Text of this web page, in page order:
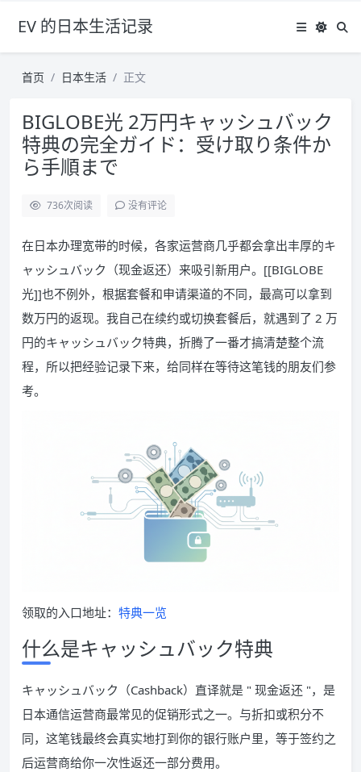
EV 的日本生活记录
首页 日本生活 正文
BIGLOBE光 2万円キャッシュバック
特典の完全ガイド：受け取り条件か
ら手順まで
736次阅读 没有评论
在日本办理宽带的时候，各家运营商几乎都会拿出丰厚的キ
ャッシュバック（现金返还）来吸引新用户。[[BIGLOBE
光]]也不例外，根据套餐和申请渠道的不同，最高可以拿到
数万円的返现。我自己在续约或切换套餐后，就遇到了 2 万
円的キャッシュバック特典，折腾了一番才搞清楚整个流
程，所以把经验记录下来，给同样在等待这笔钱的朋友们参
考。
领取的入口地址： 特典一览
什么是キャッシュバック特典
キャッシュバック（Cashback）直译就是 " 现金返还 "，是
日本通信运营商最常见的促销形式之一。与折扣或积分不
同，这笔钱最终会真实地打到你的银行账户里，等于签约之
后运营商给你一次性返还一部分费用。